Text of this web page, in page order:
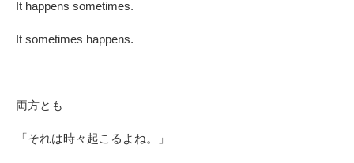
It happens sometimes.
It sometimes happens.
両方とも
「それは時々起こるよね。」